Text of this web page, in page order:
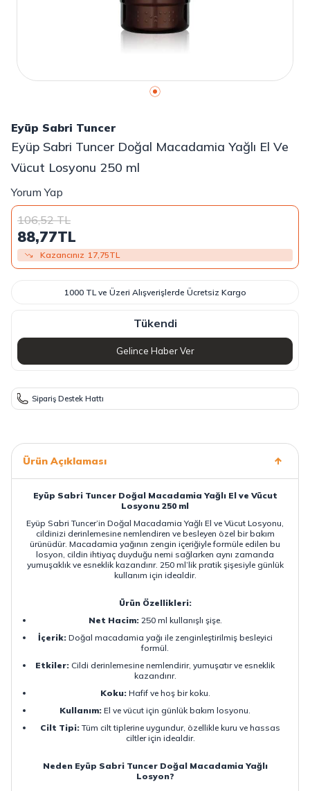
Eyüp Sabri Tuncer
Eyüp Sabri Tuncer Doğal Macadamia Yağlı El Ve
Vücut Losyonu 250 ml
Yorum Yap
106,52TL
88,77TL
Kazancınız 17,75TL
1000 TL ve Üzeri Alışverişlerde Ücretsiz Kargo
Tükendi
Gelince Haber Ver
Sipariş Destek Hattı
Ürün Açıklaması
Eyüp Sabri Tuncer Doğal Macadamia Yağlı El ve Vücut
Losyonu 250 ml
Eyüp Sabri Tuncer’in Doğal Macadamia Yağlı El ve Vücut Losyonu,
cildinizi derinlemesine nemlendiren ve besleyen özel bir bakım
ürünüdür. Macadamia yağının zengin içeriğiyle formüle edilen bu
losyon, cildin ihtiyaç duyduğu nemi sağlarken aynı zamanda
yumuşaklık ve esneklik kazandırır. 250 ml’lik pratik şişesiyle günlük
kullanım için idealdir.
Ürün Özellikleri:
Net Hacim:250 ml kullanışlı şişe.
İçerik:Doğal macadamia yağı ile zenginleştirilmiş besleyici
formül.
Etkiler: Cildi derinlemesine nemlendirir, yumuşatır ve esneklik
kazandırır.
Koku:Hafif ve hoş bir koku.
Kullanım: El ve vücut için günlük bakım losyonu.
Cilt Tipi: Tüm cilt tiplerine uygundur, özellikle kuru ve hassas
ciltler için idealdir.
Neden Eyüp Sabri Tuncer Doğal Macadamia Yağlı
Losyon?